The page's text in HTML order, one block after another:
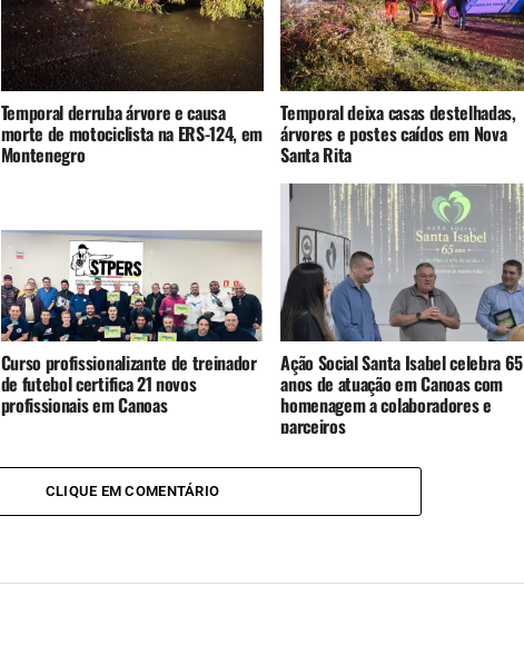
Temporal derruba árvore e causa
morte de motociclista na ERS-124, em
Montenegro
Temporal deixa casas destelhadas,
árvores e postes caídos em Nova
Santa Rita
Curso profissionalizante de treinador
de futebol certifica 21 novos
profissionais em Canoas
Ação Social Santa Isabel celebra 65
anos de atuação em Canoas com
homenagem a colaboradores e
parceiros
CLIQUE EM COMENTÁRIO